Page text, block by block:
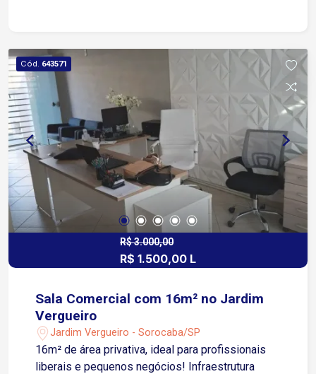
fluxo de pessoas e veículos ao redor. Agende
sua visita e aproveite essa oportunidade para
impulsionar seu negócio!
Cód. 643571
R$ 3.000,00
R$ 1.500,00 L
Sala Comercial com 16m² no Jardim
Vergueiro
Jardim Vergueiro - Sorocaba/SP
16m² de área privativa, ideal para profissionais
liberais e pequenos negócios! Infraestrutura